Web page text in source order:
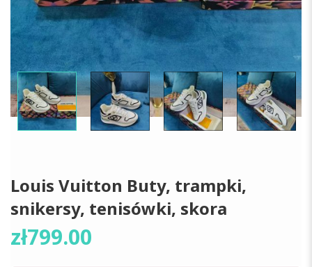
Louis Vuitton Buty, trampki,
snikersy, tenisówki, skora
zł799.00